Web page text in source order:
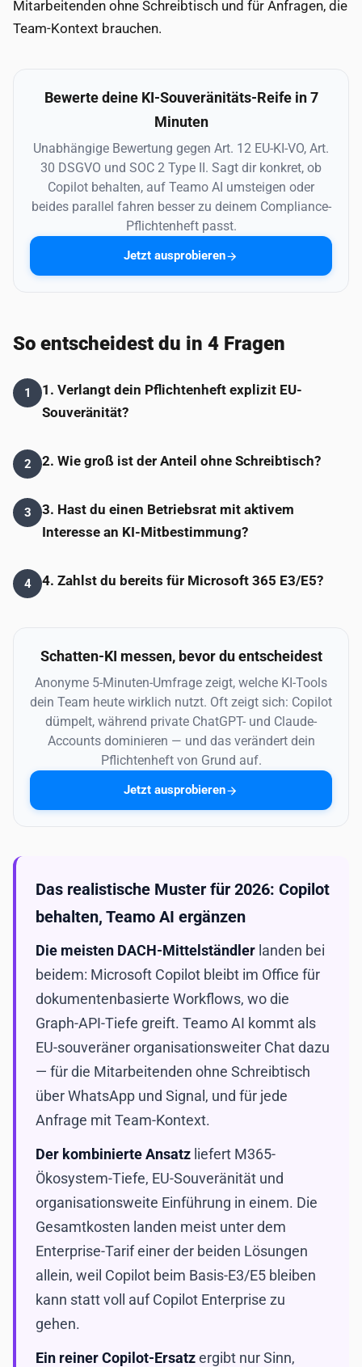
Mitarbeitenden ohne Schreibtisch und für Anfragen, die
Team-Kontext brauchen.
Bewerte deine KI-Souveränitäts-Reife in 7
Minuten
Unabhängige Bewertung gegen Art. 12 EU-KI-VO, Art.
30 DSGVO und SOC 2 Type II. Sagt dir konkret, ob
Copilot behalten, auf Teamo AI umsteigen oder
beides parallel fahren besser zu deinem Compliance-
Pflichtenheft passt.
Jetzt ausprobieren
So entscheidest du in 4 Fragen
1
1. Verlangt dein Pflichtenheft explizit EU-
Souveränität?
2 2. Wie groß ist der Anteil ohne Schreibtisch?
3
3. Hast du einen Betriebsrat mit aktivem
Interesse an KI-Mitbestimmung?
4 4. Zahlst du bereits für Microsoft 365 E3/E5?
Schatten-KI messen, bevor du entscheidest
Anonyme 5-Minuten-Umfrage zeigt, welche KI-Tools
dein Team heute wirklich nutzt. Oft zeigt sich: Copilot
dümpelt, während private ChatGPT- und Claude-
Accounts dominieren — und das verändert dein
Pflichtenheft von Grund auf.
Jetzt ausprobieren
Das realistische Muster für 2026: Copilot
behalten, Teamo AI ergänzen
Die meisten DACH-Mittelständler landen bei
beidem: Microsoft Copilot bleibt im Office für
dokumentenbasierte Workflows, wo die
Graph-API-Tiefe greift. Teamo AI kommt als
EU-souveräner organisationsweiter Chat dazu
— für die Mitarbeitenden ohne Schreibtisch
über WhatsApp und Signal, und für jede
Anfrage mit Team-Kontext.
Der kombinierte Ansatz liefert M365-
Ökosystem-Tiefe, EU-Souveränität und
organisationsweite Einführung in einem. Die
Gesamtkosten landen meist unter dem
Enterprise-Tarif einer der beiden Lösungen
allein, weil Copilot beim Basis-E3/E5 bleiben
kann statt voll auf Copilot Enterprise zu
gehen.
Ein reiner Copilot-Ersatzergibt nur Sinn,